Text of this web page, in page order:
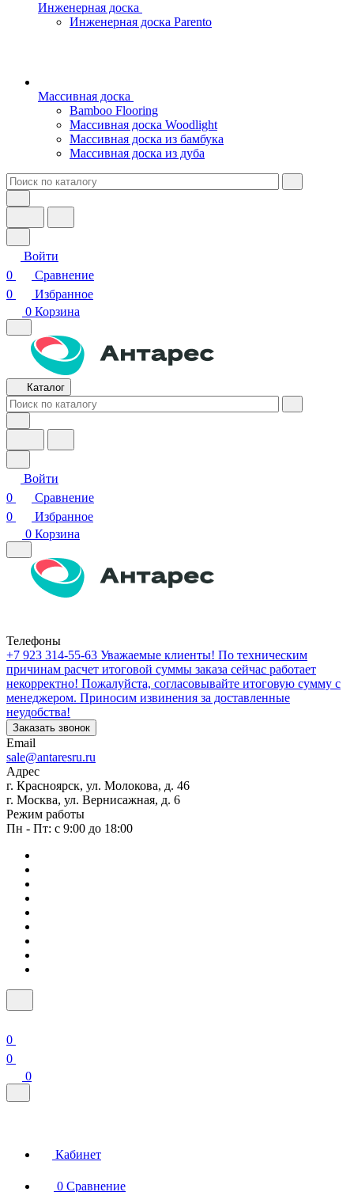
Инженерная доска
Инженерная доска Parento
Массивная доска
Bamboo Flooring
Массивная доска Woodlight
Массивная доска из бамбука
Массивная доска из дуба
Войти
0
Сравнение
0
Избранное
0 Корзина
Каталог
Войти
0
Сравнение
0
Избранное
0 Корзина
Телефоны
+7 923 314-55-63 Уважаемые клиенты! По техническим
причинам расчет итоговой суммы заказа сейчас работает
некорректно! Пожалуйста, согласовывайте итоговую сумму с
менеджером. Приносим извинения за доставленные
неудобства!
Заказать звонок
Email
sale@antaresru.ru
Адрес
г. Красноярск, ул. Молокова, д. 46
г. Москва, ул. Вернисажная, д. 6
Режим работы
Пн - Пт: с 9:00 до 18:00
0
0
0
Кабинет
0 Сравнение